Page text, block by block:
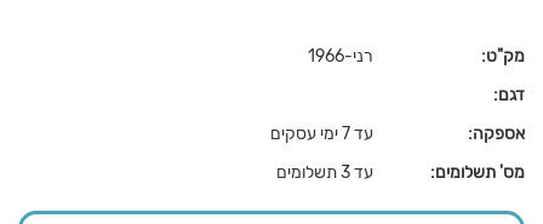
מק"ט:
רני-1966
דגם:
אספקה:
עד 7 ימי עסקים
מס' תשלומים:
עד 3 תשלומים